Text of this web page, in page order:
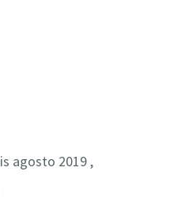
agosto 2019 ,